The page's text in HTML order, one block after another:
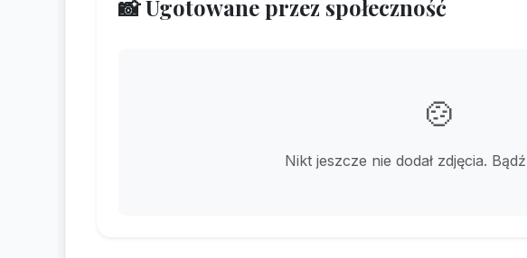
📸 Ugotowane przez społeczność
🍲
Nikt jeszcze nie dodał zdjęcia.